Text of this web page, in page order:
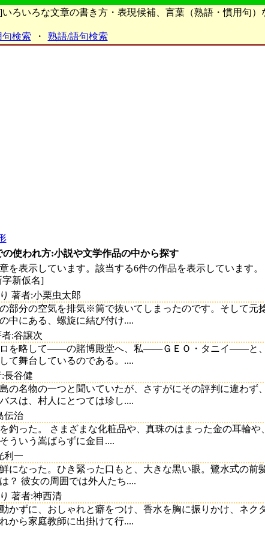
]いろいろな文章の書き方・表現候補、言葉（熟語・慣用句
句検索 ・ 熟語/語句検索
の使われ方:小説や文学作品の中から探す
を表示しています。該当する6件の作品を表示しています。
新仮名]
著者:小栗虫太郎
部分の空気を排気※筒で抜いてしまったのです。そして元
中にある、螺旋に結び付け....
:谷譲次
ロを略して――の賭博殿堂へ、私――ＧＥＯ・タニイ――と
て舞台しているのである。....
長谷健
の名物の一つと聞いていたが、さすがにその評判に違わず
スは、村人にとつては珍し....
伝治
釣った。 さまざまな化粧品や、真珠のはまった金の耳輪や、
ういう嵩ばらずに金目....
利一
になった。ひき緊った口もと、大きな黒い眼。鷺水式の前
？ 彼女の周囲では外人たち....
著者:神西清
かずに、おしゃれと癖をつけ、香水を胸に振りかけ、ネク
から家庭教師に出掛けて行....